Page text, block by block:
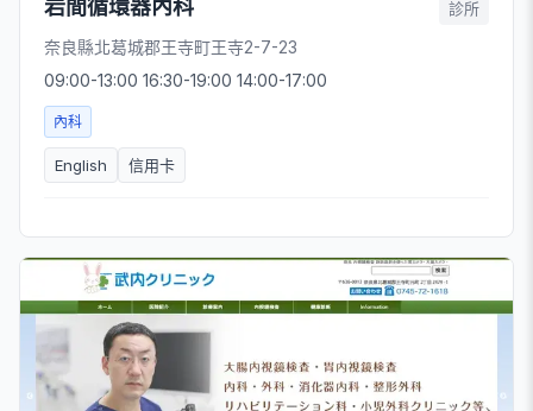
岩間循環器內科 診所
奈良縣北葛城郡王寺町王寺2-7-23
09:00-13:00 16:30-19:00 14:00-17:00
內科
English 信用卡